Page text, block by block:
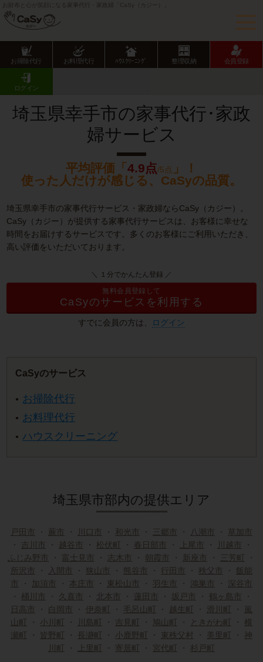
お財布と心が笑顔になる家事代行・家政婦「CaSy（カジー）」
お掃除代行 お料理代行 ﾊｳｽｸﾘｰﾆﾝｸﾞ 整理収納 会員登録
ログイン
CaSy TOP
幸手市の家事代行･家政婦サービス
埼玉県幸手市の家事代行･家政
婦サービス
平均評価「 4.9点/5点
」！
使った人だけが感じる、CaSyの品質。
埼玉県幸手市の家事代行サービス・家政婦ならCaSy（カジー）。
CaSy（カジー）が提供する家事代行サービスは、お客様に幸せな
時間をお届けするサービスです。多くのお客様にご利用いただき、
高い評価をいただいております。
＼ １分でかんたん登録 ／
無料会員登録して
CaSyのサービスを利用する
すでに会員の方は、 ログイン
CaSyのサービス
お掃除代行
お料理代行
ハウスクリーニング
埼玉県市部内の提供エリア
戸田市 ・ 蕨市 ・ 川口市 ・ 和光市 ・ 三郷市 ・ 八潮市 ・
草加市
・ 吉川市 ・ 越谷市 ・ 松伏町 ・ 春日部市 ・ 上尾市 ・ 川越市
・
ふじみ野市
・ 富士見市 ・ 志木市 ・ 朝霞市 ・ 新座市 ・ 三芳町 ・
所沢市
・ 入間市 ・ 狭山市 ・ 熊谷市 ・ 行田市 ・ 秩父市 ・ 飯能
市
・ 加須市 ・ 本庄市 ・ 東松山市 ・ 羽生市 ・ 鴻巣市 ・ 深谷市
・ 桶川市 ・ 久喜市 ・ 北本市 ・ 蓮田市 ・ 坂戸市 ・ 鶴ヶ島市
・
日高市
・ 白岡市 ・ 伊奈町 ・ 毛呂山町 ・ 越生町 ・ 滑川町 ・
嵐
山町 ・ 小川町 ・ 川島町 ・ 吉見町 ・ 鳩山町 ・ ときがわ町 ・ 横
瀬町 ・ 皆野町 ・ 長瀞町 ・ 小鹿野町 ・ 東秩父村 ・ 美里町 ・ 神
川町 ・ 上里町 ・ 寄居町 ・ 宮代町 ・ 杉戸町